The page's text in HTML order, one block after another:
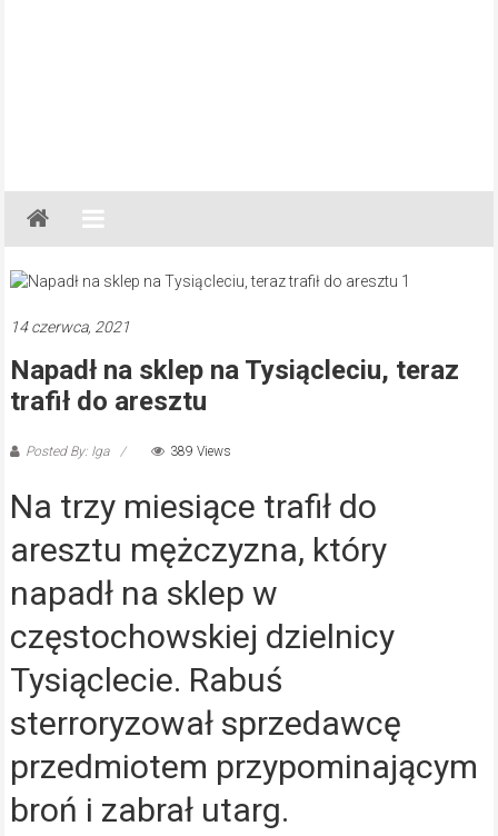
Gazeta
Regionalna
Częstochowa,
Lubliniec,
14 czerwca, 2021
Napadł na sklep na Tysiącleciu, teraz
trafił do aresztu
Posted By: Iga 389 Views
Na trzy miesiące trafił do
aresztu mężczyzna, który
napadł na sklep w
częstochowskiej dzielnicy
Tysiąclecie. Rabuś
sterroryzował sprzedawcę
przedmiotem przypominającym
broń i zabrał utarg.